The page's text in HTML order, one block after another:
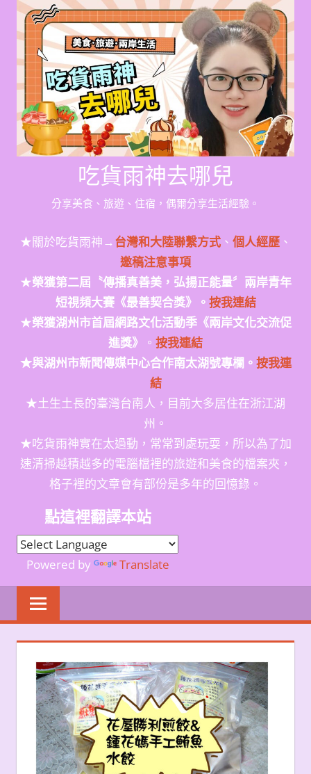
Skip
content
吃貨雨神去哪兒
分享美食、旅遊、住宿，偶爾分享生活經驗。
★關於吃貨雨神→台灣和大陸聯繫方式、 個人經歷、
邀稿注意事項
★榮獲第二屆〝傳播真善美，弘揚正能量〞兩岸青年
短視頻大賽《最善契合獎》。 按我連結
★榮獲湖州市首屆網路文化活動季《兩岸文化交流促
進獎》
。 按我連結
★與湖州市新聞傳媒中心合作南太湖號專欄。 按我連
結
★土生土長的臺灣台南人，目前大多居住在浙江湖
州。
★吃貨雨神實在太過動，常常到處玩耍，所以為了加
速清掃越積越多的電腦檔裡的旅遊和美食的檔案夾，
格子裡的文章會有部份是多年的回憶錄。
點這裡翻譯本站
Powered by Translate